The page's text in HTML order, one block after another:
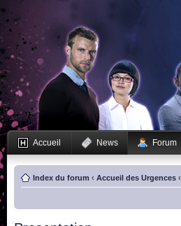
Accueil News Forum
Index du forum ‹ Accueil des Urgences ‹